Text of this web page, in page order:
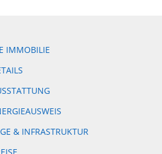
IMMOBILIE
& INFRASTRUKTUR